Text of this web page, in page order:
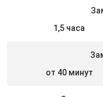
1,5 часа
от 40 минут